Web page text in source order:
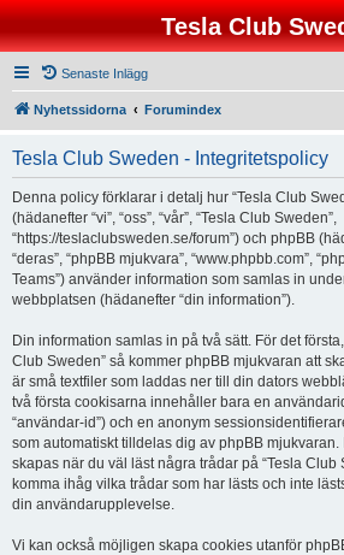
Tesla Club
Senaste Inlägg
Nyhetssidorna Forumindex
Tesla Club Sweden - Integritetspolicy
Denna policy förklarar i detalj hur “Tesla Club
(hädanefter “vi”, “oss”, “vår”, “Tesla Club Sweden”,
“https://teslaclubsweden.se/forum”) och phpBB
“deras”, “phpBB mjukvara”, “www.phpbb.com”,
Teams”) använder information som samlas in
webbplatsen (hädanefter “din information”).
Din information samlas in på två sätt. För det
Club Sweden” så kommer phpBB mjukvaran att
är små textfiler som laddas ner till din dators
två första cookisarna innehåller bara en
“användar-id”) och en anonym
som automatiskt tilldelas dig av phpBB
skapas när du väl läst några trådar på “Tesla Club
komma ihåg vilka trådar som har lästs och inte
din användarupplevelse.
Vi kan också möjligen skapa cookies utanför